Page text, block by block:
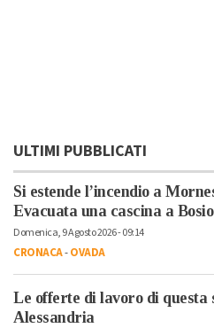
ULTIMI PUBBLICATI
Si estende l’incendio a
Evacuata una cascina a Bosio
Domenica, 9 Agosto 2026 - 09:14
CRONACA-OVADA
Le offerte di lavoro di
Alessandria